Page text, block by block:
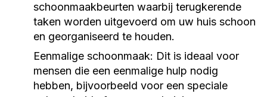
schoonmaakbeurten waarbij terugkerende
taken worden uitgevoerd om uw huis schoon
en georganiseerd te houden.
Eenmalige schoonmaak: Dit is ideaal voor
mensen die een eenmalige hulp nodig
hebben, bijvoorbeeld voor een speciale